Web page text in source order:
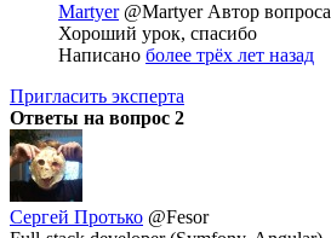
Martyer @Martyer Автор вопроса
Хороший урок, спасибо
Написано более трёх лет назад
Пригласить эксперта
Ответы на вопрос 2
Сергей Протько @Fesor